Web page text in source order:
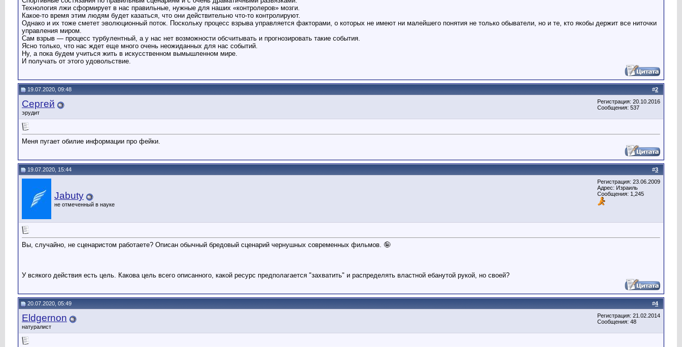
Технология лжи сформирует в нас правильные, нужные для наших «контролеров» мозги.
Какое-то время этим людям будет казаться, что они действительно что-то контролируют.
Однако и их тоже сметет эволюционный поток. Поскольку процесс взрыва управляется факторами, о которых не имеют ни малейшего понятия не только обыватели, но и те, кто якобы держит все ниточки
управления миром.
Сам взрыв — процесс турбулентный, а у нас нет возможности обсчитывать и прогнозировать такие события.
Ясно только, что нас ждет еще много очень неожиданных для нас событий.
Ну, а пока будем учиться жить в искусственном вымышленном мире.
И получать от этого удовольствие.
#2
19.07.2020, 09:48
Сергей
эрудит
Регистрация: 20.10.2016
Сообщения: 537
Меня пугает обилие информации про фейки.
#3
19.07.2020, 15:44
Jabuty
не отмеченный в науке
Регистрация: 23.06.2009
Адрес: Израиль
Сообщения: 1,245
Вы, случайно, не сценаристом работаете? Описан обычный бредовый сценарий чернушных современных фильмов. 🤪
У всякого действия есть цель. Какова цель всего описанного, какой ресурс предполагается "захватить" и распределять властной ебанутой рукой, но своей?
#4
20.07.2020, 05:49
Eldgernon
натуралист
Регистрация: 21.02.2014
Сообщения: 48